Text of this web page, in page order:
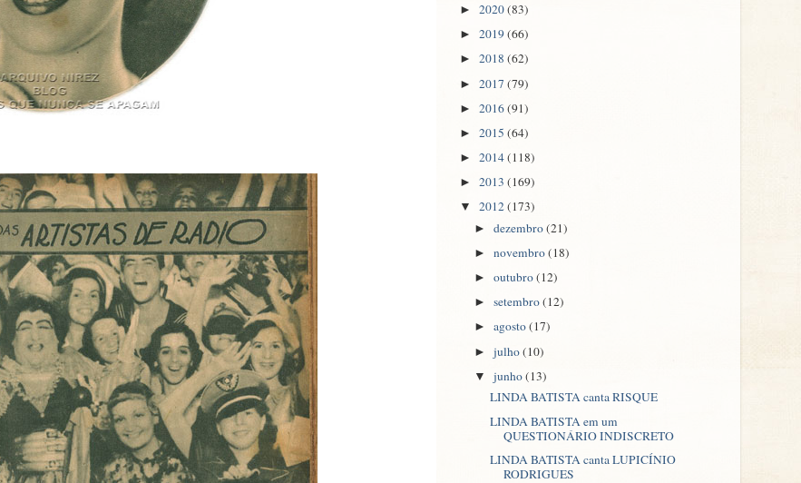
► 2020(83)
► 2019(66)
► 2018 (62)
► 2017 (79)
► 2016(91)
► 2015 (64)
► 2014(118)
► 2013 (169)
▼ 2012(173)
►dezembro(21)
►novembro(18)
►outubro(12)
►setembro(12)
►agosto(17)
►julho(10)
▼junho(13)
LINDA BATISTA canta RISQUE
LINDA BATISTA em um
QUESTIONÁRIO INDISCRETO
LINDA BATISTA canta LUPICÍNIO
RODRIGUES